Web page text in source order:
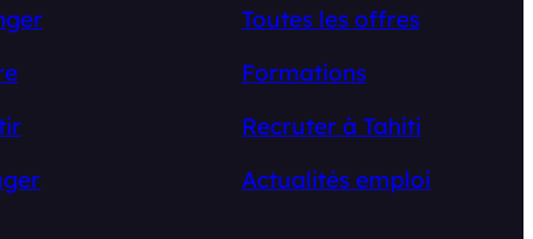
Toutes les offres
Formations
Recruter à Tahiti
Actualités emploi